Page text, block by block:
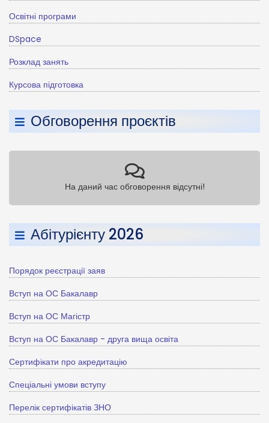
Освітні програми
DSpace
Розклад занять
Курсова підготовка
Обговорення проєктів
На даний час обговорення відсутні!
Абітурієнту 2026
Порядок реєстрації заяв
Вступ на ОС Бакалавр
Вступ на ОС Магістр
Вступ на ОС Бакалавр - друга вища освіта
Сертифікати про акредитацію
Спеціальні умови вступу
Перелік сертифікатів ЗНО